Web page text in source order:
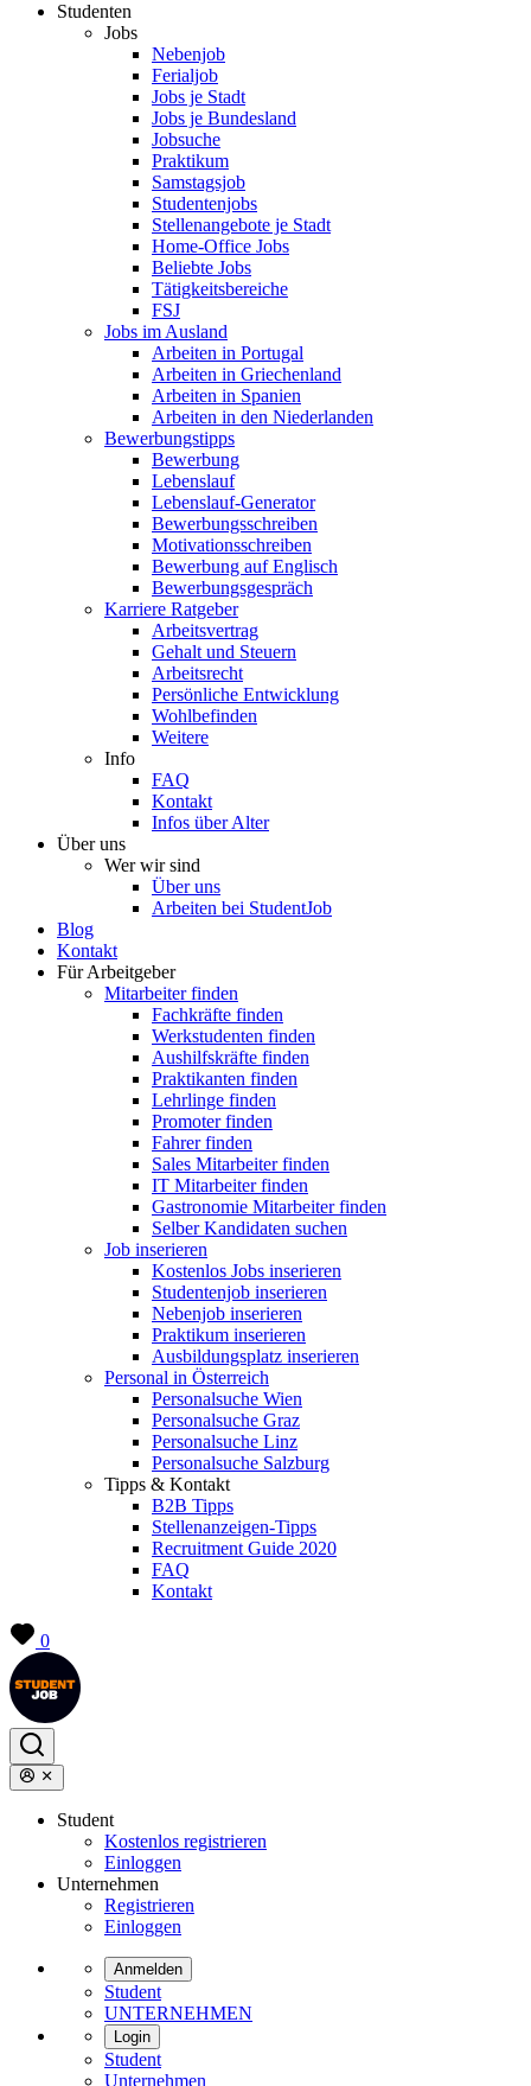
Studenten
Jobs
Nebenjob
Ferialjob
Jobs je Stadt
Jobs je Bundesland
Jobsuche
Praktikum
Samstagsjob
Studentenjobs
Stellenangebote je Stadt
Home-Office Jobs
Beliebte Jobs
Tätigkeitsbereiche
FSJ
Jobs im Ausland
Arbeiten in Portugal
Arbeiten in Griechenland
Arbeiten in Spanien
Arbeiten in den Niederlanden
Bewerbungstipps
Bewerbung
Lebenslauf
Lebenslauf-Generator
Bewerbungsschreiben
Motivationsschreiben
Bewerbung auf Englisch
Bewerbungsgespräch
Karriere Ratgeber
Arbeitsvertrag
Gehalt und Steuern
Arbeitsrecht
Persönliche Entwicklung
Wohlbefinden
Weitere
Info
FAQ
Kontakt
Infos über Alter
Über uns
Wer wir sind
Über uns
Arbeiten bei StudentJob
Blog
Kontakt
Für Arbeitgeber
Mitarbeiter finden
Fachkräfte finden
Werkstudenten finden
Aushilfskräfte finden
Praktikanten finden
Lehrlinge finden
Promoter finden
Fahrer finden
Sales Mitarbeiter finden
IT Mitarbeiter finden
Gastronomie Mitarbeiter finden
Selber Kandidaten suchen
Job inserieren
Kostenlos Jobs inserieren
Studentenjob inserieren
Nebenjob inserieren
Praktikum inserieren
Ausbildungsplatz inserieren
Personal in Österreich
Personalsuche Wien
Personalsuche Graz
Personalsuche Linz
Personalsuche Salzburg
Tipps & Kontakt
B2B Tipps
Stellenanzeigen-Tipps
Recruitment Guide 2020
FAQ
Kontakt
0
Student
Kostenlos registrieren
Einloggen
Unternehmen
Registrieren
Einloggen
Anmelden
Student
UNTERNEHMEN
Login
Student
Unternehmen